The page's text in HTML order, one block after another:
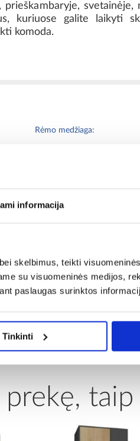
informacija
skelbimus, teikti
su visuomeninės medijos,
paslaugas surinktos
Tinkinti
svetainėje,
kuriuose galite laikyti
komoda.
Rėmo medžiaga:
Svoris [kg]:
Plotis [cm]:
prekę,